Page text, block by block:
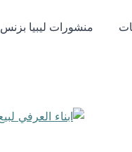
منشورات ليبيا بزنس